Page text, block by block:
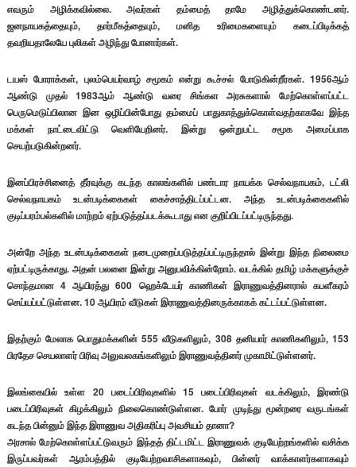
எவரும் அழிக்கவில்லை. அவர்கள் தம்மைத் தாமே அழித்துக்கொண்டனர்.
ஜனநாயகத்தையும், தார்மீகத்தையும், மனித உரிமைகளையும் கடைப்பிடிக்கத்
தவறியதாலேயே புலிகள் அழிந்து போனார்கள்.
டயஸ் போராக்கள், புலம்பெயர்வாழ் சமூகம் என்று கூச்சல் போடுகின்றீர்கள். 1956ஆம்
ஆண்டு முதல் 1983ஆம் ஆண்டு வரை சிங்கள அரசுகளால் மேற்கொள்ளப்பட்ட
பெருமெடுப்பிலான இன ஒழிப்பின்போது தம்மைப் பாதுகாத்துக்கொள்வதற்காகவே இந்த
மக்கள் நாட்டைவிட்டு வெளியேறினர். இன்று ஒன்றுபட்ட சமூக அமைப்பாக
செயற்படுகின்றனர்.
இனப்பிரச்சினைத் தீர்வுக்கு கடந்த காலங்களில் பண்டார நாயக்க செல்வநாயகம், டட்லி
செல்வநாயகம் உடன்படிக்கைகள் கைச்சாத்திடப்பட்டன. அந்த உடன்படிக்கைகளில்
குடிப்பரம்பல்களில் மாற்றம் ஏற்படுத்தப்படக்கூடாது என குறிப்பிடப்பட்டிருந்தது.
அன்றே அந்த உடன்படிக்கைகள் நடைமுறைப்படுத்தப்பட்டிருந்தால் இன்று இந்த நிலைமை
ஏற்பட்டிருக்காது. அதன் பலனை இன்று அனுபவிக்கின்றோம். வடக்கில் தமிழ் மக்களுக்குச்
சொந்தமான 4 ஆயிரத்து 600 ஹெக்டேயர் காணிகள் இராணுவத்தினரால் கபளீகரம்
செய்யப்பட்டுள்ளன. 10 ஆயிரம் வீடுகள் இராணுவத்தினருக்காகக் கட்டப்பட்டுள்ளன.
இதற்கும் மேலாக பொதுமக்களின் 555 வீடுகளிலும், 308 தனியார் காணிகளிலும், 153
பிரதேச செயலாளர் பிரிவு அலுவலகங்களிலும் இராணுவத்தினர் முகாமிட்டுள்ளனர்.
இலங்கையில் உள்ள 20 படைப்பிரிவுகளில் 15 படைப்பிரிவுகள் வடக்கிலும், இரண்டு
படைப்பிரிவுகள் கிழக்கிலும் நிலைகொண்டுள்ளன. போர் முடிந்து மூன்றரை வருடங்கள்
கடந்த பின்னும் இந்த இராணுவ அதிகரிப்பு அவசியம் தானா?
அரசால் மேற்கொள்ளப்பட்டுவரும் இந்தத் திட்டமிட்ட இராணுவக் குடியேற்றங்களில் வசிக்க
இருப்பவர்கள் ஆரம்பத்தில் குடியேற்றவாசிகளாகவும், பின்னர் வாக்காளர்களாகவும்